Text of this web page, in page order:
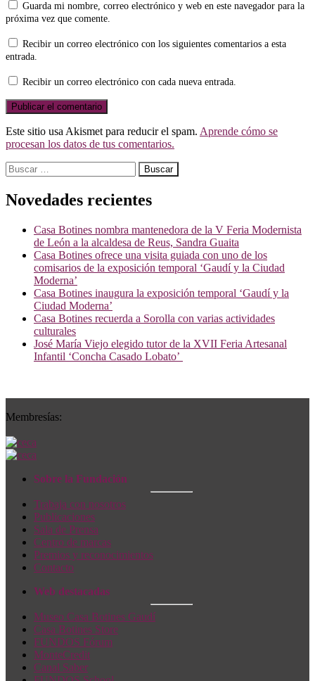
Guarda mi nombre, correo electrónico y web en este navegador para la
próxima vez que comente.
Recibir un correo electrónico con los siguientes comentarios a esta
entrada.
Recibir un correo electrónico con cada nueva entrada.
Este sitio usa Akismet para reducir el spam. Aprende cómo se
procesan los datos de tus comentarios.
Buscar:
Novedades recientes
Casa Botines nombra mantenedora de la V Feria Modernista
de León a la alcaldesa de Reus, Sandra Guaita
Casa Botines ofrece una visita guiada con uno de los
comisarios de la exposición temporal ‘Gaudí y la Ciudad
Moderna’
Casa Botines inaugura la exposición temporal ‘Gaudí y la
Ciudad Moderna’
Casa Botines recuerda a Sorolla con varias actividades
culturales
José María Viejo elegido tutor de la XVII Feria Artesanal
Infantil ‘Concha Casado Lobato’
Membresías:
Sobre la Fundación
Trabaja con nosotros
Publicaciones
Sala de Prensa
Centro de marcas
Premios y reconocimientos
Contacto
Web destacadas
Museo Casa Botines Gaudí
Casa Botines Store
FUNDOS Fórum
MonteCredit
Canal Saber